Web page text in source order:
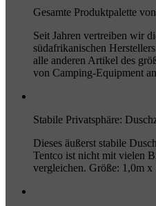
Gesamte Produktpalette
Seit Jahren vertreiben wir
südafrikanischen
alle anderen Artikel des
von Camping-Equipment
Stabile Privatsphäre:
Dieses äußerst stabile
Tentco ist nicht mit vielen
vergleichen. Größe: 1,0m x